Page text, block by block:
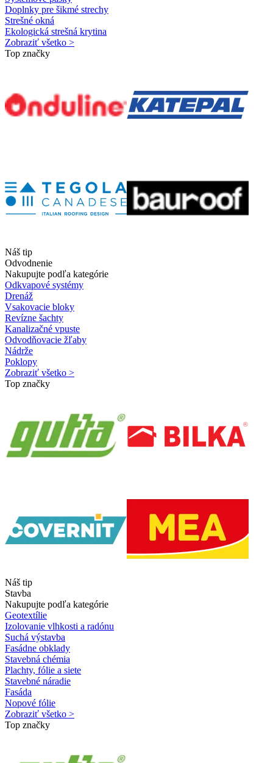
Doplnky pre šikmé strechy
Strešné okná
Ekologická strešná krytina
Zobraziť všetko >
Top značky
Náš tip
Odvodnenie
Nakupujte podľa kategórie
Odkvapové systémy
Drenáž
Vsakovacie bloky
Revízne šachty
Kanalizačné vpuste
Odvodňovacie žľaby
Nádrže
Poklopy
Zobraziť všetko >
Top značky
Náš tip
Stavba
Nakupujte podľa kategórie
Geotextílie
Izolovanie vlhkosti a radónu
Suchá výstavba
Fasádne obklady
Stavebná chémia
Plachty, fólie a siete
Stavebné náradie
Fasáda
Nopové fólie
Zobraziť všetko >
Top značky